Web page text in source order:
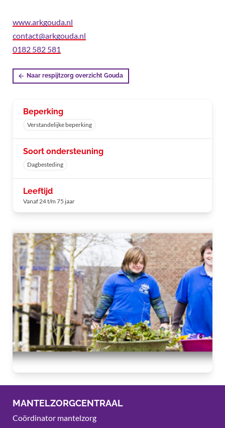
www.arkgouda.nl
contact@arkgouda.nl
0182 582 581
Naar respijtzorg overzicht Gouda
Beperking
Verstandelijke beperking
Soort ondersteuning
Dagbesteding
Leeftijd
Vanaf 24 t/m 75 jaar
MANTELZORGCENTRAAL
Coördinator mantelzorg